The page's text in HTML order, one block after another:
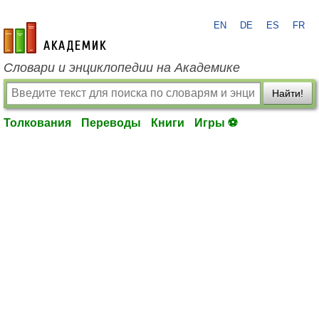
academic.ru
EN DE ES FR
Словари и энциклопедии на Академике
Найти!
Толкования Переводы Книги Игры ⚽